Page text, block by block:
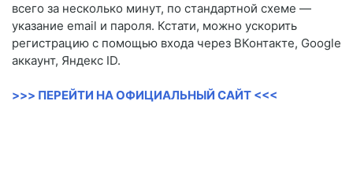
всего за несколько минут, по стандартной схеме —
указание email и пароля. Кстати, можно ускорить
регистрацию с помощью входа через ВКонтакте, Google
аккаунт, Яндекс ID.
>>> ПЕРЕЙТИ НА ОФИЦИАЛЬНЫЙ САЙТ <<<